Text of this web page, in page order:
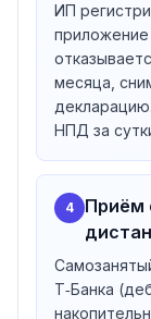
По контенту
вопросы,
работает со
двух лет,
товарами,
права,
ископаемые,
работает
более 2 400
режим НПД
Переход из
ИП
приложение
месяца,
НПД за
4
Приём
Т‑Банка